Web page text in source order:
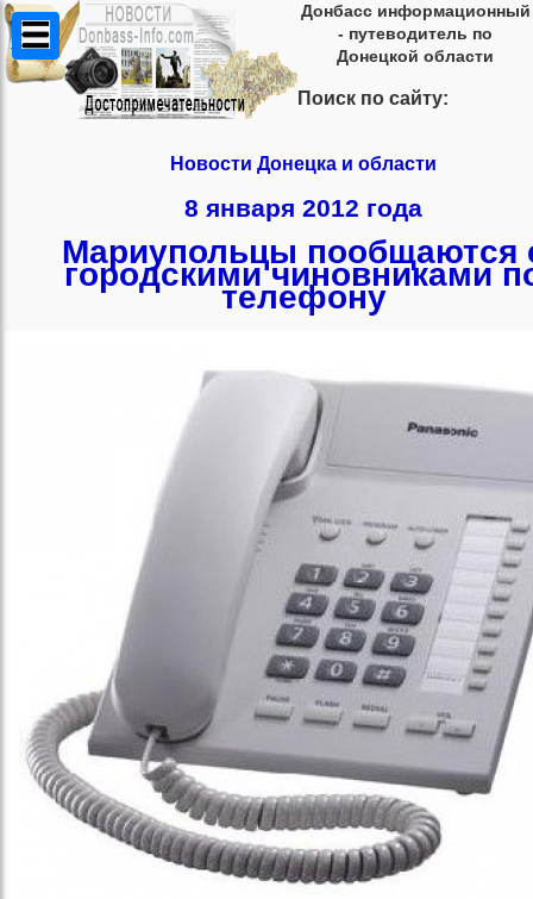
Донбасс информационный
- путеводитель по
Донецкой области
Поиск по сайту:
Новости Донецка и области
8 января 2012 года
Мариупольцы пообщаются
городскими чиновниками
телефону